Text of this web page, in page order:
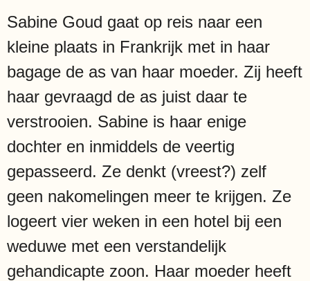
Sabine Goud gaat op reis naar een
kleine plaats in Frankrijk met in haar
bagage de as van haar moeder. Zij heeft
haar gevraagd de as juist daar te
verstrooien. Sabine is haar enige
dochter en inmiddels de veertig
gepasseerd. Ze denkt (vreest?) zelf
geen nakomelingen meer te krijgen. Ze
logeert vier weken in een hotel bij een
weduwe met een verstandelijk
gehandicapte zoon. Haar moeder heeft